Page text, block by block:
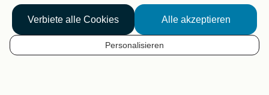
DE
Accueil Vélo Pro
Kontakt
Rechtliche Informationen
Alle akzeptieren
Verbiete alle Cookies
Personalisieren